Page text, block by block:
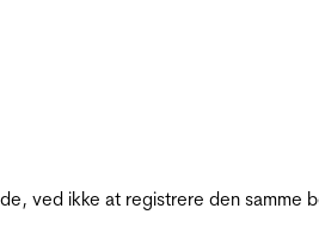
ved ikke at registrere den samme